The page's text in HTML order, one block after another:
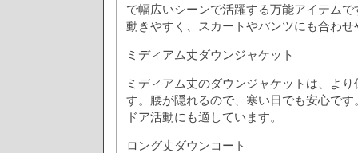
で幅広いシーンで活躍する万能アイテム
動きやすく、スカートやパンツにも合わせ
ミディアム丈ダウンジャケット
ミディアム丈のダウンジャケットは、よ
す。腰が隠れるので、寒い日でも安心で
ドア活動にも適しています。
ロング丈ダウンコート